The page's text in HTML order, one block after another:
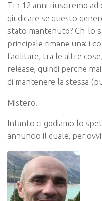
Tra 12 anni riusciremo ad
giudicare se questo
stato mantenuto? Chi lo
principale rimane una: i
facilitare, tra le altre
release, quindi perché
di mantenere la stessa
Mistero.
Intanto ci godiamo lo
annuncio il quale, per